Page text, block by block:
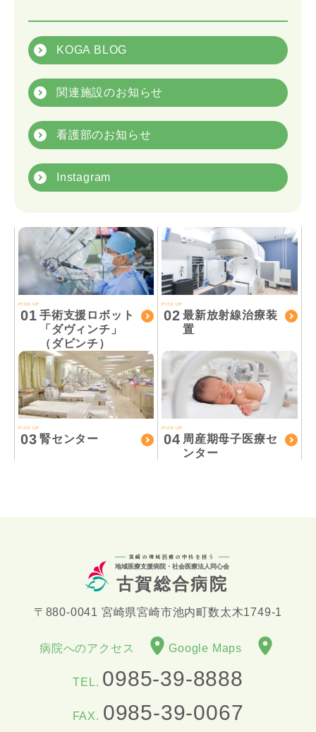
KOGA BLOG
関連施設のお知らせ
看護部のお知らせ
Instagram
PICK UP
01 手術支援ロボット
「ダヴィンチ」
（ダビンチ）
PICK UP
02 最新放射線治療装
置
PICK UP
03 腎センター
PICK UP
04 周産期母子医療セ
ンター
宮崎の地域医療の中核を担う
地域医療支援病院・社会医療法人同心会
古賀総合病院
〒880-0041 宮崎県宮崎市池内町数太木1749-1
病院へのアクセス Google Maps
TEL. 0985-39-8888
FAX. 0985-39-0067